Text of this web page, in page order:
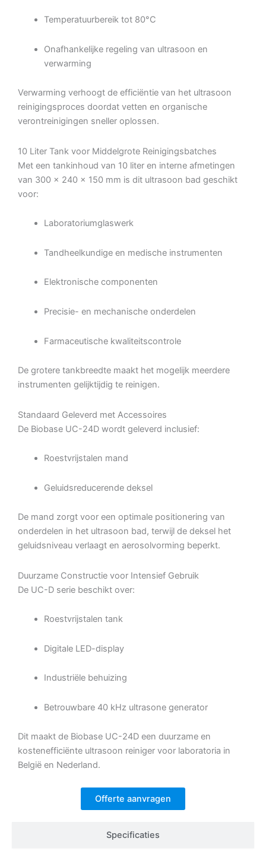
Specificaties
Temperatuurbereik tot 80°C
Onafhankelijke regeling van ultrasoon en
verwarming
Verwarming verhoogt de efficiëntie van het ultrasoon
reinigingsproces doordat vetten en organische
verontreinigingen sneller oplossen.
10 Liter Tank voor Middelgrote Reinigingsbatches
Met een tankinhoud van 10 liter en interne afmetingen
van 300 × 240 × 150 mm is dit ultrasoon bad geschikt
voor:
Laboratoriumglaswerk
Tandheelkundige en medische instrumenten
Elektronische componenten
Precisie- en mechanische onderdelen
Farmaceutische kwaliteitscontrole
De grotere tankbreedte maakt het mogelijk meerdere
instrumenten gelijktijdig te reinigen.
Standaard Geleverd met Accessoires
De Biobase UC-24D wordt geleverd inclusief:
Roestvrijstalen mand
Geluidsreducerende deksel
De mand zorgt voor een optimale positionering van
onderdelen in het ultrasoon bad, terwijl de deksel het
geluidsniveau verlaagt en aerosolvorming beperkt.
Duurzame Constructie voor Intensief Gebruik
De UC-D serie beschikt over:
Roestvrijstalen tank
Digitale LED-display
Industriële behuizing
Betrouwbare 40 kHz ultrasone generator
Dit maakt de Biobase UC-24D een duurzame en
kostenefficiënte ultrasoon reiniger voor laboratoria in
België en Nederland.
Offerte aanvragen